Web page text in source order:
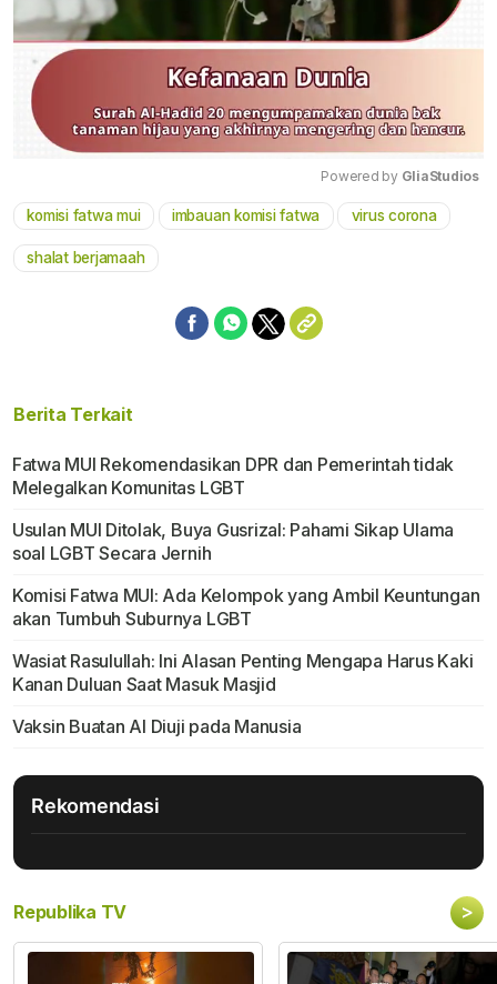
Mute
Powered by GliaStudios
komisi fatwa mui imbauan komisi fatwa virus corona
shalat berjamaah
Berita Terkait
Fatwa MUI Rekomendasikan DPR dan Pemerintah tidak
Melegalkan Komunitas LGBT
Usulan MUI Ditolak, Buya Gusrizal: Pahami Sikap Ulama
soal LGBT Secara Jernih
Komisi Fatwa MUI: Ada Kelompok yang Ambil Keuntungan
akan Tumbuh Suburnya LGBT
Wasiat Rasulullah: Ini Alasan Penting Mengapa Harus Kaki
Kanan Duluan Saat Masuk Masjid
Vaksin Buatan Al Diuji pada Manusia
Rekomendasi
Republika TV >